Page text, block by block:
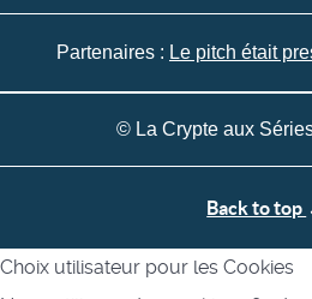
Partenaires : Le pitch était
© La Crypte aux
Back to top
Choix utilisateur pour les Cookies